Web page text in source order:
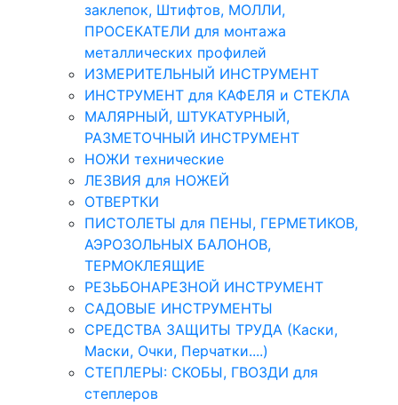
заклепок, Штифтов, МОЛЛИ,
ПРОСЕКАТЕЛИ для монтажа
металлических профилей
ИЗМЕРИТЕЛЬНЫЙ ИНСТРУМЕНТ
ИНСТРУМЕНТ для КАФЕЛЯ и СТЕКЛА
МАЛЯРНЫЙ, ШТУКАТУРНЫЙ,
РАЗМЕТОЧНЫЙ ИНСТРУМЕНТ
НОЖИ технические
ЛЕЗВИЯ для НОЖЕЙ
ОТВЕРТКИ
ПИСТОЛЕТЫ для ПЕНЫ, ГЕРМЕТИКОВ,
АЭРОЗОЛЬНЫХ БАЛОНОВ,
ТЕРМОКЛЕЯЩИЕ
РЕЗЬБОНАРЕЗНОЙ ИНСТРУМЕНТ
САДОВЫЕ ИНСТРУМЕНТЫ
СРЕДСТВА ЗАЩИТЫ ТРУДА (Каски,
Маски, Очки, Перчатки....)
СТЕПЛЕРЫ: СКОБЫ, ГВОЗДИ для
степлеров